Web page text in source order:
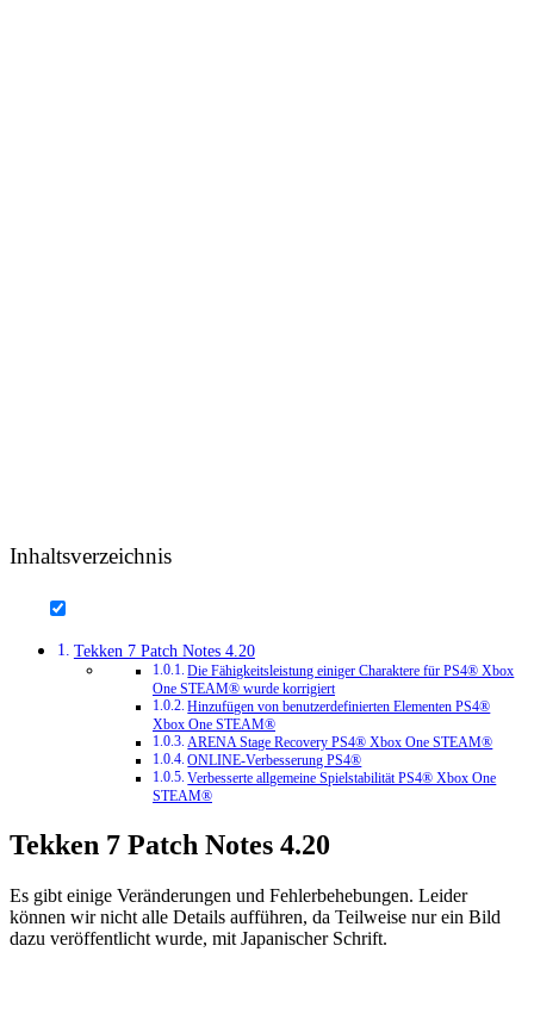
Inhaltsverzeichnis
Tekken 7 Patch Notes 4.20
Die Fähigkeitsleistung einiger Charaktere für PS4® Xbox
One STEAM® wurde korrigiert
Hinzufügen von benutzerdefinierten Elementen PS4®
Xbox One STEAM®
ARENA Stage Recovery PS4® Xbox One STEAM®
ONLINE-Verbesserung PS4®
Verbesserte allgemeine Spielstabilität PS4® Xbox One
STEAM®
Tekken 7 Patch Notes 4.20
Es gibt einige Veränderungen und Fehlerbehebungen. Leider
können wir nicht alle Details aufführen, da Teilweise nur ein Bild
dazu veröffentlicht wurde, mit Japanischer Schrift.